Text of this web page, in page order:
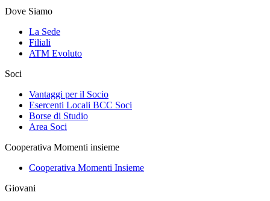
Dove Siamo
La Sede
Filiali
ATM Evoluto
Soci
Vantaggi per il Socio
Esercenti Locali BCC Soci
Borse di Studio
Area Soci
Cooperativa Momenti insieme
Cooperativa Momenti Insieme
Giovani